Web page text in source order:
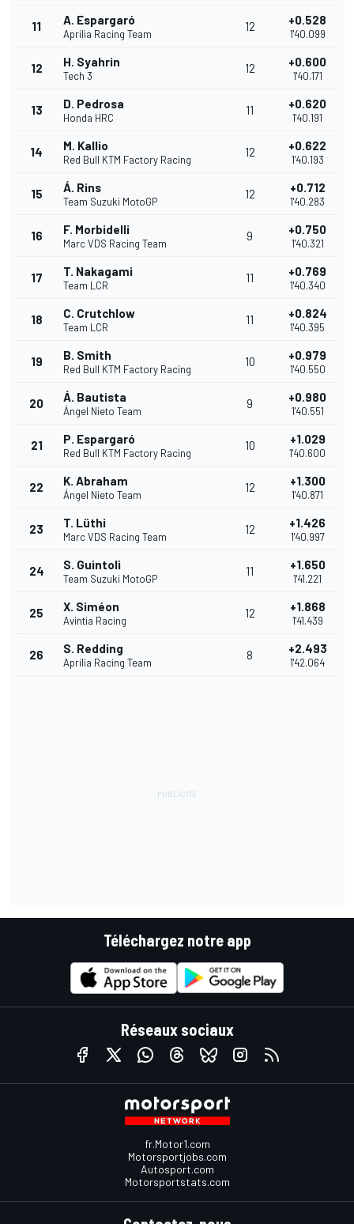
11 A. Espargaró
Aprilia Racing Team
12 +0.528
1'40.099
12 H. Syahrin
Tech 3
12 +0.600
1'40.171
13 D. Pedrosa
Honda HRC
11 +0.620
1'40.191
14 M. Kallio
Red Bull KTM Factory Racing
12 +0.622
1'40.193
15 Á. Rins
Team Suzuki MotoGP
12 +0.712
1'40.283
16 F. Morbidelli
Marc VDS Racing Team
9 +0.750
1'40.321
17 T. Nakagami
Team LCR
11 +0.769
1'40.340
18 C. Crutchlow
Team LCR
11 +0.824
1'40.395
19 B. Smith
Red Bull KTM Factory Racing
10 +0.979
1'40.550
20 Á. Bautista
Ángel Nieto Team
9 +0.980
1'40.551
21 P. Espargaró
Red Bull KTM Factory Racing
10 +1.029
1'40.600
22 K. Abraham
Ángel Nieto Team
12 +1.300
1'40.871
23 T. Lüthi
Marc VDS Racing Team
12 +1.426
1'40.997
24 S. Guintoli
Team Suzuki MotoGP
11 +1.650
1'41.221
25 X. Siméon
Avintia Racing
12 +1.868
1'41.439
26 S. Redding
Aprilia Racing Team
8 +2.493
1'42.064
Téléchargez notre app
Réseaux sociaux
fr.Motor1.com
Motorsportjobs.com
Autosport.com
Motorsportstats.com